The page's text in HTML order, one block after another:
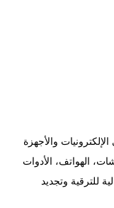
والأجهزة
الهواتف، الأدوات
للترقية وتجديد